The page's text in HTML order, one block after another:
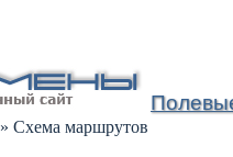
» Схема маршрутов